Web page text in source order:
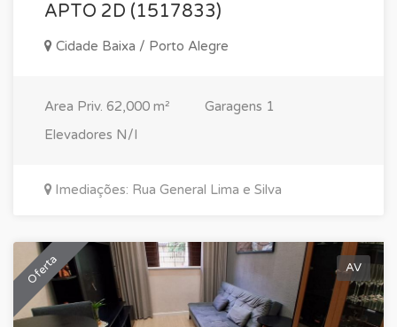
APTO 2D (1517833)
Cidade Baixa / Porto Alegre
Area Priv. 62,000 m² Garagens 1
Elevadores N/I
Imediações: Rua General Lima e Silva
Oferta AV